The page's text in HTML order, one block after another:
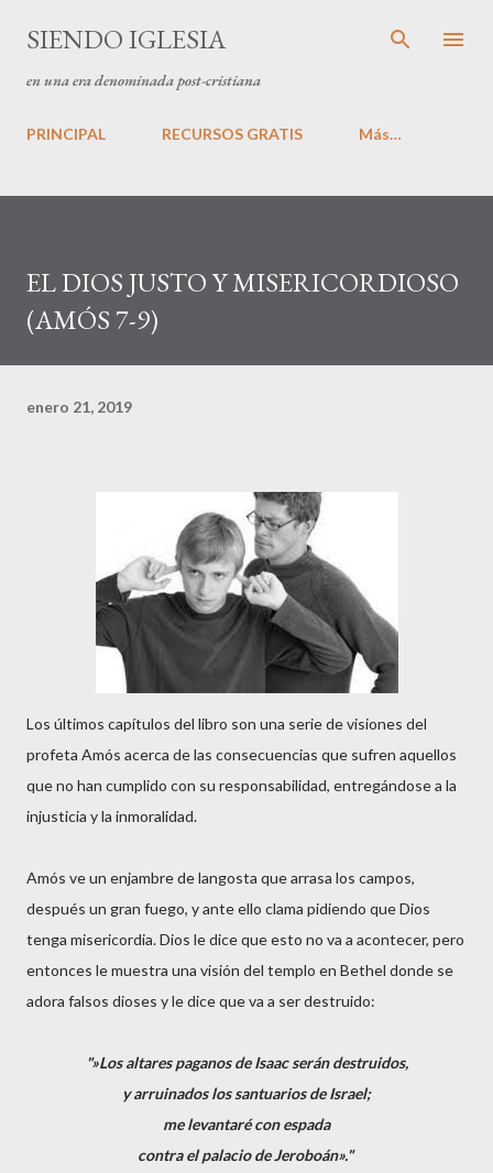
Ir al contenido principal
SIENDO IGLESIA
en una era denominada post-cristiana
PRINCIPAL RECURSOS GRATIS Más…
EL DIOS JUSTO Y MISERICORDIOSO
(AMÓS 7-9)
enero 21, 2019
Los últimos capítulos del libro son una serie de visiones del
profeta Amós acerca de las consecuencias que sufren aquellos
que no han cumplido con su responsabilidad, entregándose a la
injusticia y la inmoralidad.
Amós ve un enjambre de langosta que arrasa los campos,
después un gran fuego, y ante ello clama pidiendo que Dios
tenga misericordia. Dios le dice que esto no va a acontecer, pero
entonces le muestra una visión del templo en Bethel donde se
adora falsos dioses y le dice que va a ser destruido:
"»Los altares paganos de Isaac serán destruidos,
y arruinados los santuarios de Israel;
me levantaré con espada
contra el palacio de Jeroboán»."